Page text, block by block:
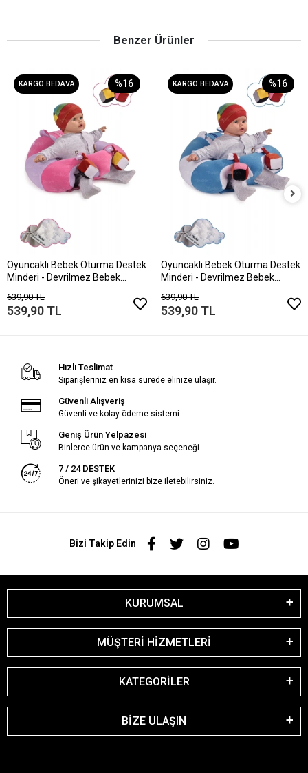
Benzer Ürünler
KARGO BEDAVA %16
Oyuncaklı Bebek Oturma Destek
Minderi - Devrilmez Bebek
Pembe Lila
639,90 TL
539,90 TL
KARGO BEDAVA %16
Oyuncaklı Bebek Oturma Destek
Minderi - Devrilmez Bebek
Mavi Beyaz
639,90 TL
539,90 TL
Hızlı Teslimat
Siparişleriniz en kısa sürede elinize ulaşır.
Güvenli Alışveriş
Güvenli ve kolay ödeme sistemi
Geniş Ürün Yelpazesi
Binlerce ürün ve kampanya seçeneği
7 / 24 DESTEK
Öneri ve şikayetlerinizi bize iletebilirsiniz.
Bizi Takip Edin
KURUMSAL
MÜŞTERİ HİZMETLERİ
KATEGORİLER
BİZE ULAŞIN